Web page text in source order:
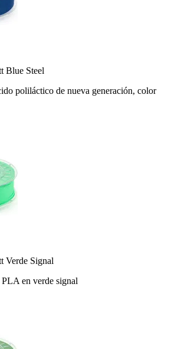
Blue Steel
poliláctico de nueva generación, color
Verde Signal
en verde signal